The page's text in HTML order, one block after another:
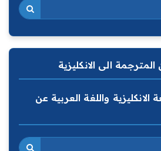
الى الانكليزية
واللغة العربية عن